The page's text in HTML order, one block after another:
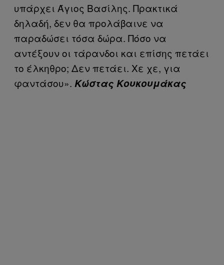
υπάρχει Άγιος Βασίλης. Πρακτικά
δηλαδή, δεν θα προλάβαινε να
παραδώσει τόσα δώρα. Πόσο να
αντέξουν οι τάρανδοι και επίσης πετάει
το έλκηθρο; Δεν πετάει. Χε χε, για
φαντάσου». Κώστας Κουκουμάκας